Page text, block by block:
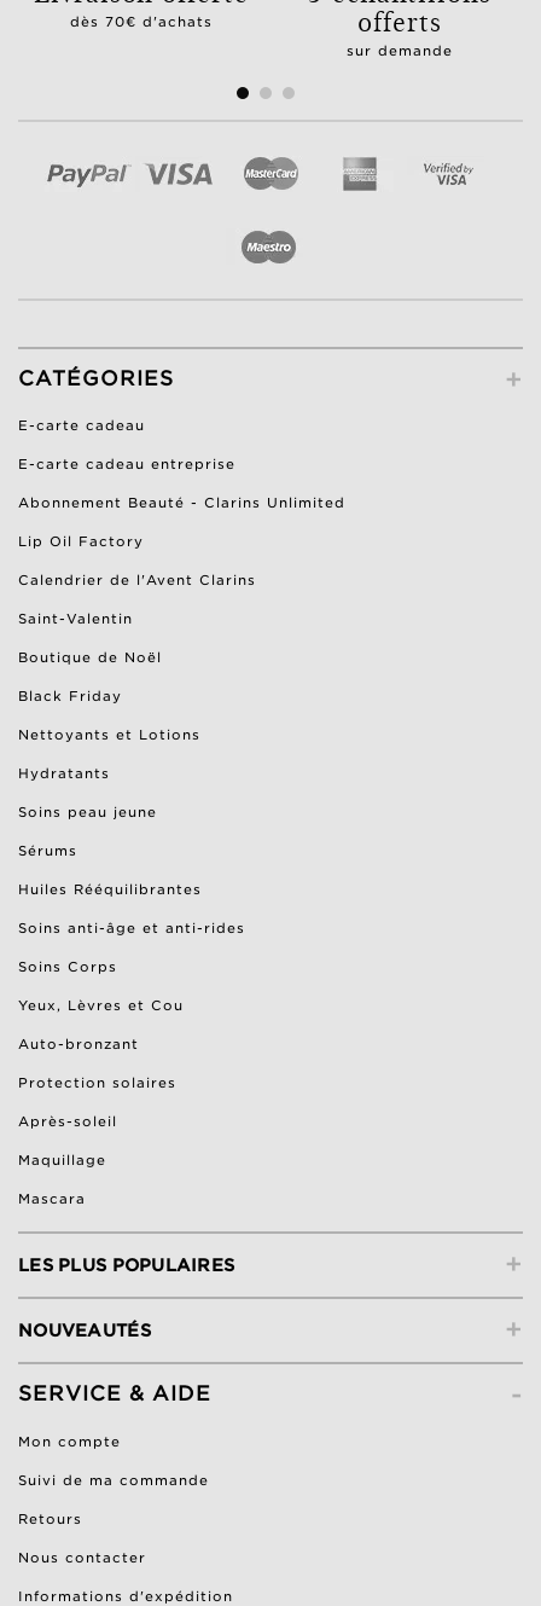
dès 70€ d'achats offerts
sur demande
+
CATÉGORIES
E-carte cadeau
E-carte cadeau entreprise
Abonnement Beauté - Clarins Unlimited
Lip Oil Factory
Calendrier de l'Avent Clarins
Saint-Valentin
Boutique de Noël
Black Friday
Nettoyants et Lotions
Hydratants
Soins peau jeune
Sérums
Huiles Rééquilibrantes
Soins anti-âge et anti-rides
Soins Corps
Yeux, Lèvres et Cou
Auto-bronzant
Protection solaires
Après-soleil
Maquillage
Mascara
+
LES PLUS POPULAIRES
+
NOUVEAUTÉS
-
SERVICE & AIDE
Mon compte
Suivi de ma commande
Retours
Nous contacter
Informations d'expédition